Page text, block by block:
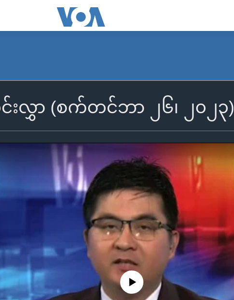
လွှာ (စက်တင်ဘာ ၂၆၊ ၂၀၂၃)
No media source currently available